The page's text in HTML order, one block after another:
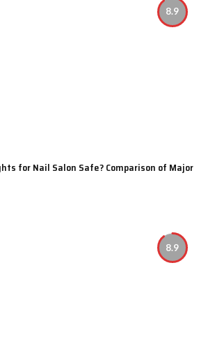
8.9
for Nail Salon Safe? Comparison of Major
8.9